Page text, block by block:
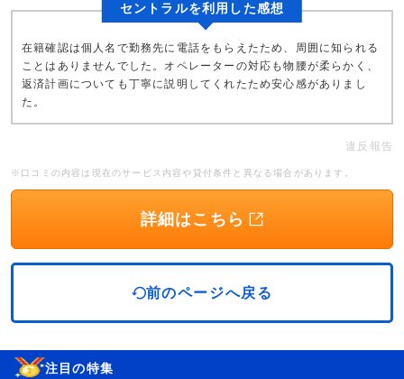
セントラルを利用した感想
在籍確認は個人名で勤務先に電話をもらえたため、周囲に知られる
ことはありませんでした。オペレーターの対応も物腰が柔らかく、
返済計画についても丁寧に説明してくれたため安心感がありまし
た。
違反報告
※口コミの内容は現在のサービス内容や貸付条件と異なる場合があります。
詳細はこちら
前のページへ戻る
注目の特集